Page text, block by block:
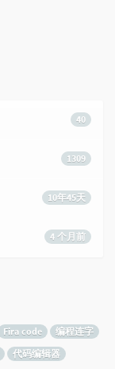
40
1309
10年45天
4 个月前
Fira code
编程连字
代码编辑器